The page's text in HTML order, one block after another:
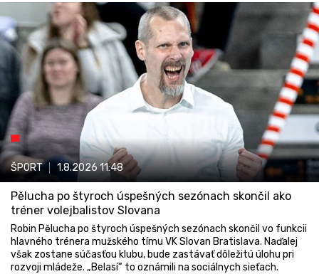
ŠPORT 1.8.202611:48
Pělucha po štyroch úspešných sezónach skončil ako
tréner volejbalistov Slovana
Robin Pělucha po štyroch úspešných sezónach skončil vo funkcii
hlavného trénera mužského tímu VK Slovan Bratislava. Naďalej
však zostane súčasťou klubu, bude zastávať dôležitú úlohu pri
rozvoji mládeže. „Belasí“ to oznámili na sociálnych sieťach.